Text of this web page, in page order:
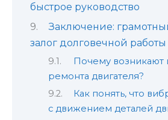
быстрое руководство
Заключение:
залог долговечной работы
Почему
ремонта двигателя?
Как понять, что
с движением деталей